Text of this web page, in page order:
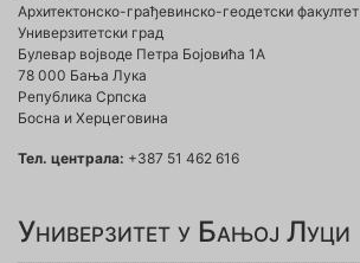
Архитектонско-грађевинско-геодетски факултет
Универзитетски град
Булевар војводе Петра Бојовића 1A
78 000 Бања Лука
Република Српска
Босна и Херцеговина
Тел. централа: +387 51 462 616
Универзитет у Бањој Луци